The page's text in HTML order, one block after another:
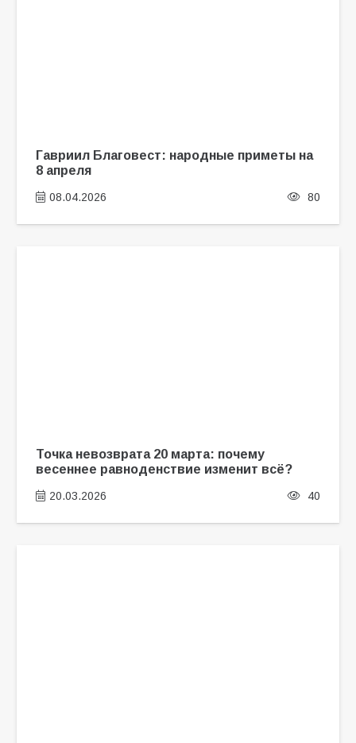
Гавриил Благовест: народные приметы на
8 апреля
08.04.2026 80
Точка невозврата 20 марта: почему
весеннее равноденствие изменит всё?
20.03.2026 40